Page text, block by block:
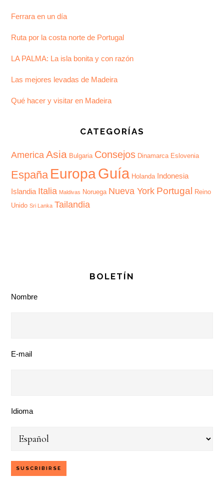
Ferrara en un día
Ruta por la costa norte de Portugal
LA PALMA: La isla bonita y con razón
Las mejores levadas de Madeira
Qué hacer y visitar en Madeira
CATEGORÍAS
America Asia Bulgaria Consejos Dinamarca Eslovenia
España EuropaGuía Holanda Indonesia
Islandia Italia Maldivas Noruega Nueva York Portugal Reino
Unido Sri Lanka Tailandia
BOLETÍN
Nombre
E-mail
Idioma